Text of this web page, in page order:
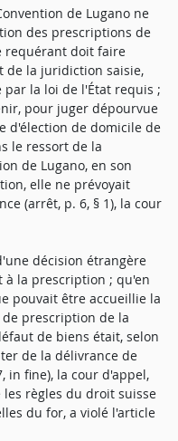
de Lugano ne
des prescriptions de
requérant doit faire
de la juridiction saisie,
la loi de l'État requis ;
pour juger dépourvue
d'élection de domicile de
le ressort de la
de Lugano, en son
elle ne prévoyait
(arrêt, p. 6, § 1), la cour
décision étrangère
à la prescription ; qu'en
pouvait être accueillie la
prescription de la
de biens était, selon
de la délivrance de
in fine), la cour d'appel,
règles du droit suisse
du for, a violé l'article